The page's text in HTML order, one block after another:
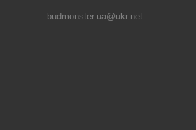
budmonster.ua@ukr.net